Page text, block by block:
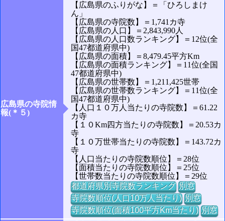
広島県の寺院情
報(＊５)
【広島県のふりがな】＝「ひろしまけ
ん」
【広島県の寺院数】＝1,741カ寺
【広島県の人口】＝2,843,990人
【広島県の人口数ランキング】＝12位(全
国47都道府県中)
【広島県の面積】＝8,479.45平方Km
【広島県の面積ランキング】＝11位(全国
47都道府県中)
【広島県の世帯数】＝1,211,425世帯
【広島県の世帯数ランキング】＝11位(全
国47都道府県中)
【人口１０万人当たりの寺院数】＝61.22
カ寺
【１０Km四方当たりの寺院数】＝20.53カ
寺
【１０万世帯当たりの寺院数】＝143.72カ
寺
【人口当たりの寺院数順位】＝28位
【面積当たりの寺院数順位】＝25位
【世帯数当たりの寺院数順位】＝29位
都道府県別寺院数ランキング 別窓
寺院数順位(人口10万人当たり) 別窓
寺院数順位(面積100平方Km当たり) 別窓